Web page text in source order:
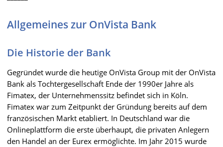
Allgemeines zur OnVista Bank
Die Historie der Bank
Gegründet wurde die heutige OnVista Group mit der OnVista
Bank als Tochtergesellschaft Ende der 1990er Jahre als
Fimatex, der Unternehmenssitz befindet sich in Köln.
Fimatex war zum Zeitpunkt der Gründung bereits auf dem
französischen Markt etabliert. In Deutschland war die
Onlineplattform die erste überhaupt, die privaten Anlegern
den Handel an der Eurex ermöglichte. Im Jahr 2015 wurde